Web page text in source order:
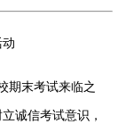
期末考试来临之
诚信考试意识，